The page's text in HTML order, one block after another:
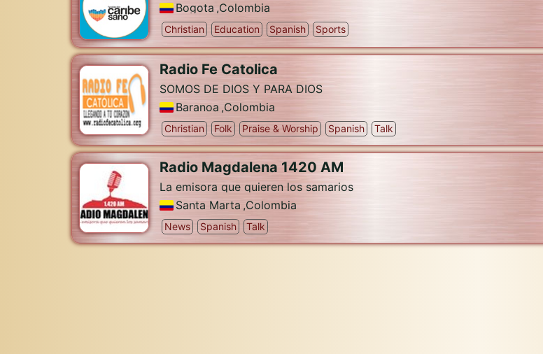
Bogota ,Colombia
Christian Education Spanish Sports
Radio Fe Catolica
SOMOS DE DIOS Y PARA DIOS
Baranoa ,Colombia
Christian Folk Praise & Worship Spanish Talk
Radio Magdalena 1420 AM
La emisora que quieren los samarios
Santa Marta ,Colombia
News Spanish Talk